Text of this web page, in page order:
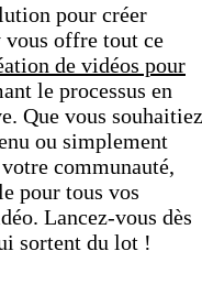
pour créer
vous offre tout ce
de vidéos pour
le processus en
Que vous souhaitiez
ou simplement
communauté,
pour tous vos
Lancez-vous dès
sortent du lot !